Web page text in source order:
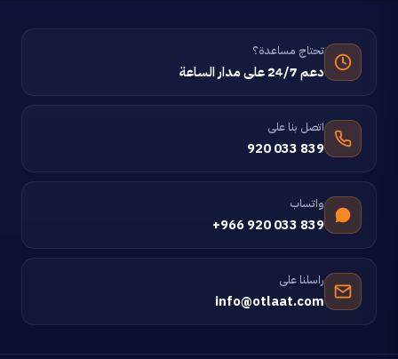
تحتاج مساعدة؟
دعم 24/7 على مدار الساعة
اتصل بنا على
920 033 839
واتساب
+966 920 033 839
راسلنا على
info@otlaat.com